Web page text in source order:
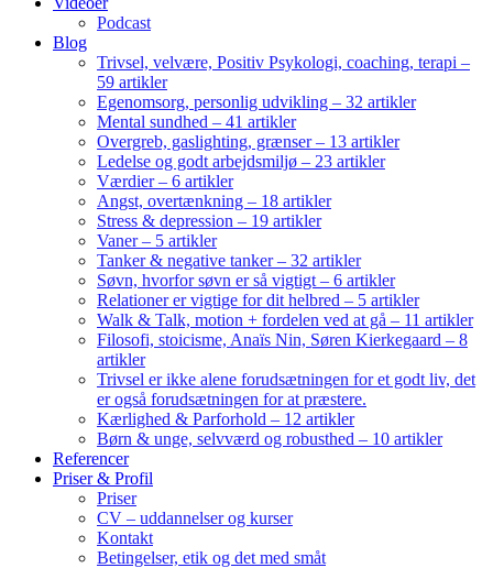
Podcast
Blog
Trivsel, velvære, Positiv Psykologi, coaching, terapi –
59 artikler
Egenomsorg, personlig udvikling – 32 artikler
Mental sundhed – 41 artikler
Overgreb, gaslighting, grænser – 13 artikler
Ledelse og godt arbejdsmiljø – 23 artikler
Værdier – 6 artikler
Angst, overtænkning – 18 artikler
Stress & depression – 19 artikler
Vaner – 5 artikler
Tanker & negative tanker – 32 artikler
Søvn, hvorfor søvn er så vigtigt – 6 artikler
Relationer er vigtige for dit helbred – 5 artikler
Walk & Talk, motion + fordelen ved at gå – 11 artikler
Filosofi, stoicisme, Anaïs Nin, Søren Kierkegaard – 8
artikler
Trivsel er ikke alene forudsætningen for et godt liv, det
er også forudsætningen for at præstere.
Kærlighed & Parforhold – 12 artikler
Børn & unge, selvværd og robusthed – 10 artikler
Referencer
Priser & Profil
Priser
CV – uddannelser og kurser
Kontakt
Betingelser, etik og det med småt